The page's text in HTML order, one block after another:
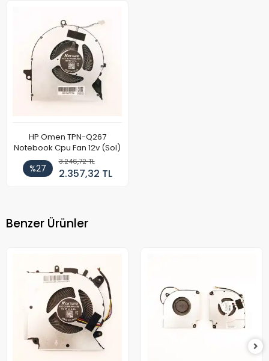
HP Omen TPN-Q267
Notebook Cpu Fan 12v (Sol)
%27
3.246,72 TL
2.357,32 TL
Benzer Ürünler